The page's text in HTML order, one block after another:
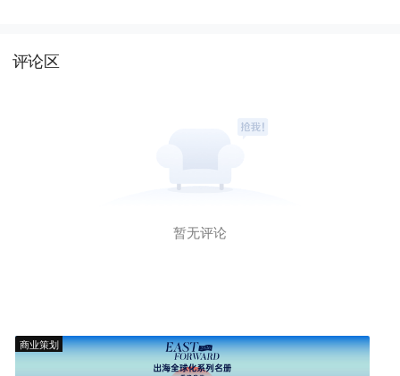
评论区
暂无评论
商业策划